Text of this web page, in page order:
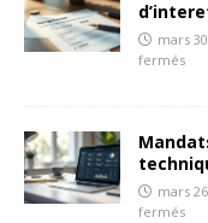
mars
fermés
mars
fermés